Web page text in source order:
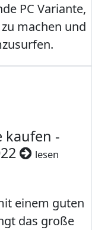
PC Variante,
machen und
kaufen -
lesen
einem guten
das große